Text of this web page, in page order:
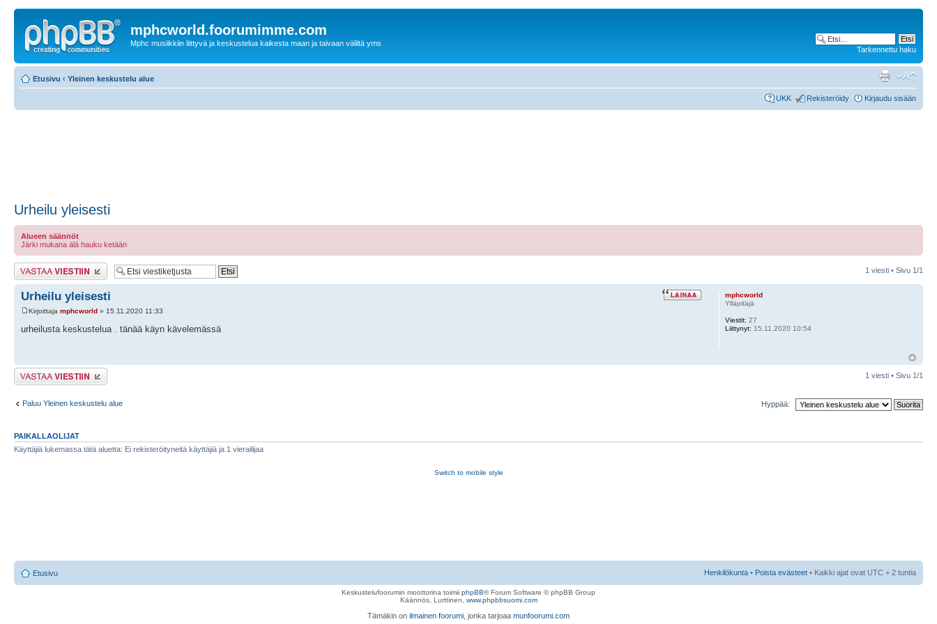
mphcworld.foorumimme.com
Mphc musiikkiin liittyvä ja keskustelua kaikesta maan ja taivaan väliltä yms
Tarkennettu haku
Etusivu ‹ Yleinen keskustelu alue
UKK Rekisteröidy Kirjaudu sisään
Urheilu yleisesti
Alueen säännöt
Järki mukana älä hauku ketään
Lähetä vastaus 1 viesti • Sivu 1/1
Urheilu yleisesti
Kirjoittaja mphcworld » 15.11.2020 11:33
urheilusta keskustelua . tänää käyn kävelemässä
mphcworld
Ylläpitäjä
Viestit: 27
Liittynyt: 15.11.2020 10:54
Lähetä vastaus 1 viesti • Sivu 1/1
Paluu Yleinen keskustelu alue Hyppää:
PAIKALLAOLIJAT
Käyttäjiä lukemassa tätä aluetta: Ei rekisteröityneitä käyttäjiä ja 1 vierailijaa
Switch to mobile style
Etusivu Henkilökunta • Poista evästeet • Kaikki ajat ovat UTC + 2 tuntia
Keskustelufoorumin moottorina toimii phpBB® Forum Software © phpBB Group
Käännös, Lurttinen, www.phpbbsuomi.com
Tämäkin on ilmainen foorumi , jonka tarjoaa munfoorumi.com